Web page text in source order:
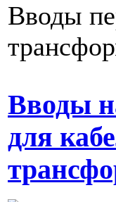
Вводы
Вводы
для